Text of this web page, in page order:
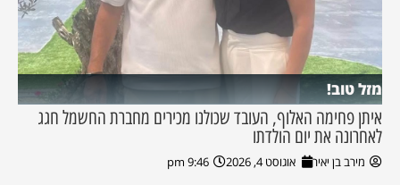
מזל טוב!
איתן פחימה האלוף, העובד שכולנו מכירים מחברת החשמל חגג
לאחרונה את יום הולדתו
מירב בן יאיר אוגוסט 4, 2026 9:46 pm